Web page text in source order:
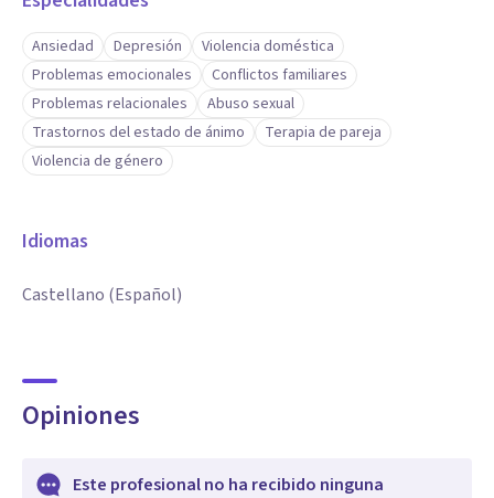
Ansiedad Depresión
Violencia doméstica
Problemas emocionales
Conflictos familiares
Problemas relacionales
Abuso sexual
Trastornos del estado de ánimo
Terapia de pareja
Violencia de género
Idiomas
Castellano (Español)
Opiniones
Este profesional no ha recibido ninguna